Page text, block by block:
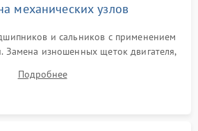
механических узлов
и сальников с применением
Замена изношенных щеток двигателя,
резиновой манжеты.
Подробнее